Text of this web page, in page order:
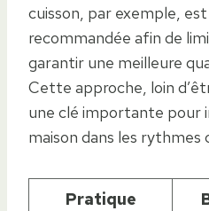
cuisson, par exemple,
recommandée afin de
garantir une meilleure
Cette approche, loin
une clé importante pour
maison dans les rythmes
Pratique